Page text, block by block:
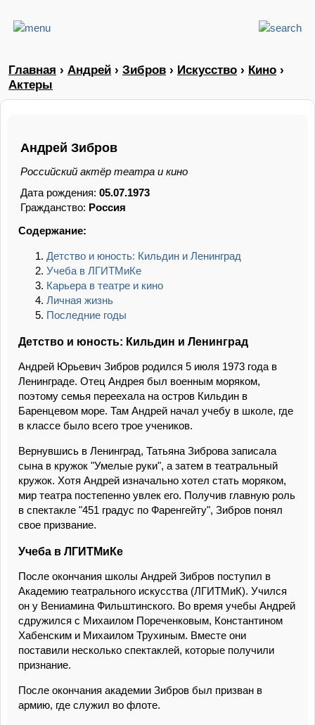
Главная › Андрей › Зибров › Искусство › Кино ›
Актеры
Андрей Зибров
Российский актёр театра и кино
Дата рождения: 05.07.1973
Гражданство: Россия
Содержание:
Детство и юность: Кильдин и Ленинград
Учеба в ЛГИТМиКе
Карьера в театре и кино
Личная жизнь
Последние годы
Детство и юность: Кильдин и Ленинград
Андрей Юрьевич Зибров родился 5 июля 1973 года в
Ленинграде. Отец Андрея был военным моряком,
поэтому семья переехала на остров Кильдин в
Баренцевом море. Там Андрей начал учебу в школе, где
в классе было всего трое учеников.
Вернувшись в Ленинград, Татьяна Зиброва записала
сына в кружок "Умелые руки", а затем в театральный
кружок. Хотя Андрей изначально хотел стать моряком,
мир театра постепенно увлек его. Получив главную роль
в спектакле "451 градус по Фаренгейту", Зибров понял
свое призвание.
Учеба в ЛГИТМиКе
После окончания школы Андрей Зибров поступил в
Академию театрального искусства (ЛГИТМиК). Учился
он у Вениамина Фильштинского. Во время учебы Андрей
сдружился с Михаилом Пореченковым, Константином
Хабенским и Михаилом Трухиным. Вместе они
поставили несколько спектаклей, которые получили
признание.
После окончания академии Зибров был призван в
армию, где служил во флоте.